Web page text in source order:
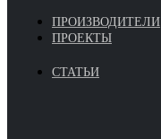
ПРОИЗВОДИТЕЛИ
ПРОЕКТЫ
СТАТЬИ